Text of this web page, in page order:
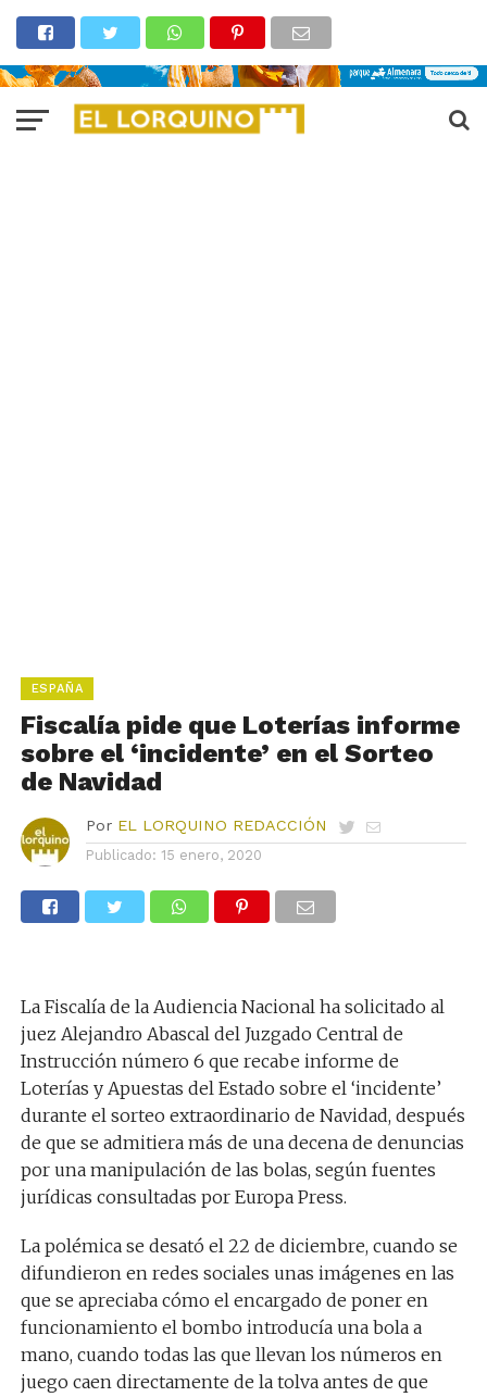
ESPAÑA
Fiscalía pide que Loterías informe
sobre el ‘incidente’ en el Sorteo
de Navidad
Por EL LORQUINO REDACCIÓN
Publicado: 15 enero, 2020
La Fiscalía de la Audiencia Nacional ha solicitado al
juez Alejandro Abascal del Juzgado Central de
Instrucción número 6 que recabe informe de
Loterías y Apuestas del Estado sobre el ‘incidente’
durante el sorteo extraordinario de Navidad, después
de que se admitiera más de una decena de denuncias
por una manipulación de las bolas, según fuentes
jurídicas consultadas por Europa Press.
La polémica se desató el 22 de diciembre, cuando se
difundieron en redes sociales unas imágenes en las
que se apreciaba cómo el encargado de poner en
funcionamiento el bombo introducía una bola a
mano, cuando todas las que llevan los números en
juego caen directamente de la tolva antes de que